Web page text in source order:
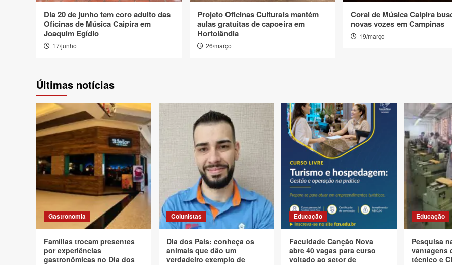
Dia 20 de junho tem coro adulto das
Oficinas de Música Caipira em
Joaquim Egídio
17/junho
Projeto Oficinas Culturais mantém
aulas gratuitas de capoeira em
Hortolândia
26/março
Coral de Música Caipira
novas vozes em Campinas
19/março
Últimas notícias
Gastronomia
Famílias trocam presentes
por experiências
gastronômicas no Dia dos
Colunistas
Dia dos Pais: conheça os
animais que dão um
verdadeiro exemplo de
Educação
Faculdade Canção Nova
abre 40 vagas para curso
voltado ao setor de
Educação
Pesquisa
vantagens
técnico e